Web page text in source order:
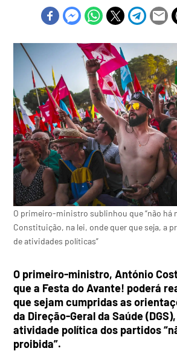
O primeiro-ministro sublinhou que “não há
Constituição, na lei, onde quer que seja, a
de atividades políticas”
O primeiro-ministro, António
que a Festa do Avante! poderá
que sejam cumpridas as
da Direção-Geral da Saúde
atividade política dos partidos
proibida”.